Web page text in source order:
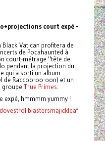
court expé -
Vatican profitera de
de Pocahaunted à
court-métrage "tête de
pendant la projection du
qui a sorti un album
de Raccoo-oo-oon) et un
groupe True Primes.
expé, hmmmm yummy !